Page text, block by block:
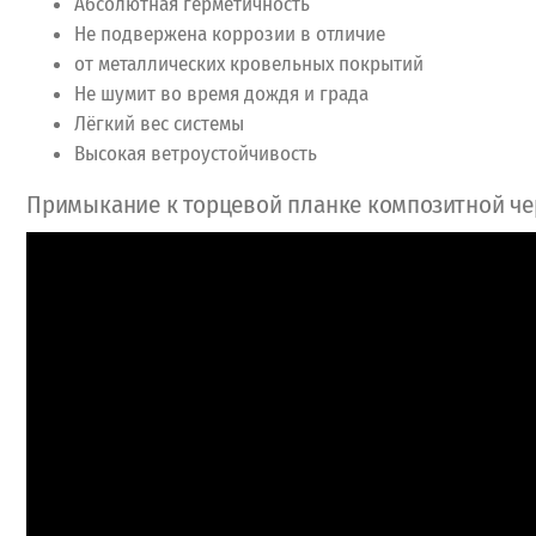
Не подвержена коррозии в отличие
от металлических кровельных покрытий
Не шумит во время дождя и града
Лёгкий вес системы
Высокая ветроустойчивость
Примыкание к торцевой планке композитной